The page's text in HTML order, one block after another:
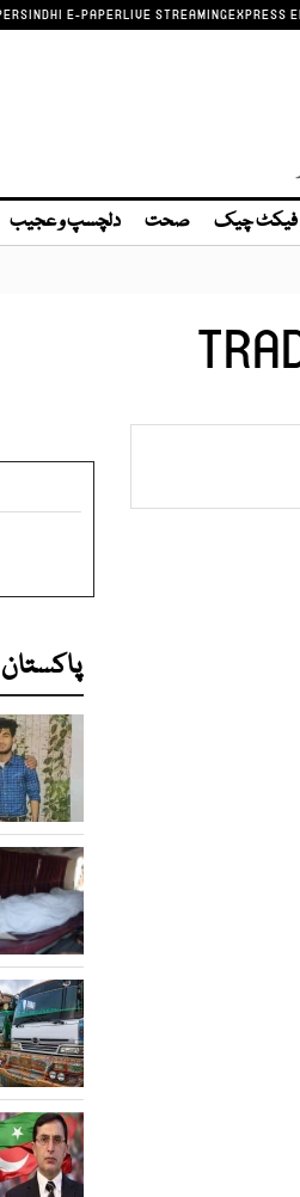
SINDHI E-PAPERLIVE STREAMINGEXPRESS
فیکٹ چیک صحت دلچسپ و عجیب
پاکستان